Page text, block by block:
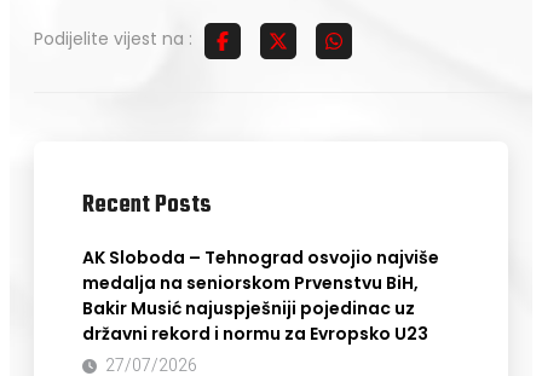
Podijelite vijest na :
Recent Posts
AK Sloboda – Tehnograd osvojio najviše
medalja na seniorskom Prvenstvu BiH,
Bakir Musić najuspješniji pojedinac uz
državni rekord i normu za Evropsko U23
27/07/2026